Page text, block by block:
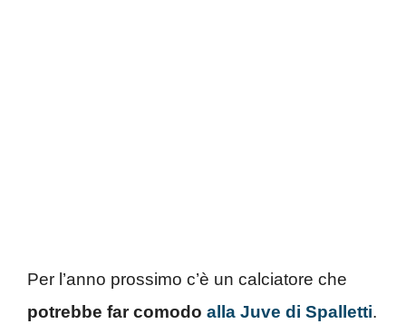
Per l’anno prossimo c’è un calciatore che
potrebbe far comodo alla Juve di Spalletti.